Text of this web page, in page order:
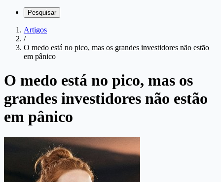
Pesquisar
Artigos
/
O medo está no pico, mas os grandes investidores não estão
em pânico
O medo está no pico, mas os
grandes investidores não estão
em pânico